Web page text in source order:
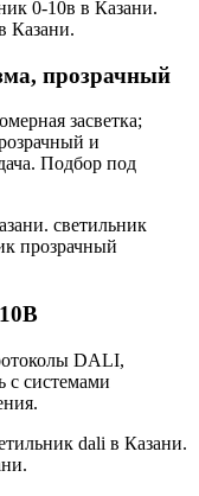
0-10в в Казани.
Казани.
прозрачный
засветка;
и
Подбор под
светильник
прозрачный
DALI,
системами
dali в Казани.
.